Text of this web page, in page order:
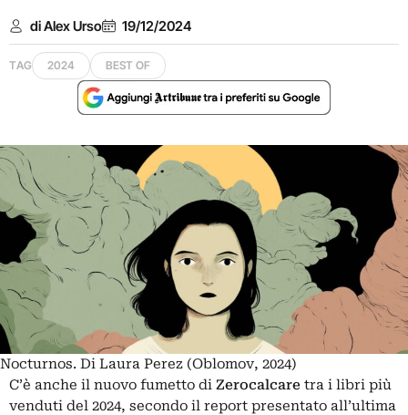
di Alex Urso 19/12/2024
TAG 2024 BEST OF
Nocturnos. Di Laura Perez (Oblomov, 2024)
C’è anche il nuovo fumetto di Zerocalcare tra i libri più
venduti del 2024, secondo il report presentato all’ultima